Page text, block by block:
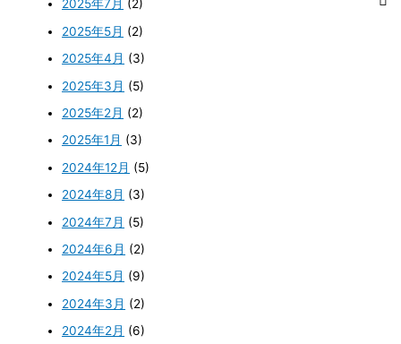
2025年7月 (2)
2025年5月 (2)
2025年4月 (3)
2025年3月 (5)
2025年2月 (2)
2025年1月 (3)
2024年12月 (5)
2024年8月 (3)
2024年7月 (5)
2024年6月 (2)
2024年5月 (9)
2024年3月 (2)
2024年2月 (6)